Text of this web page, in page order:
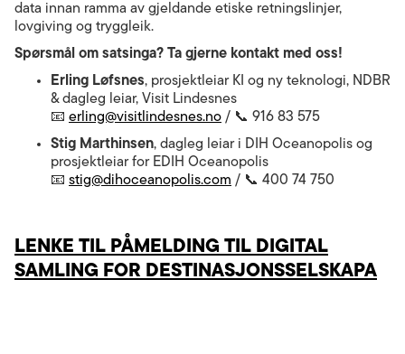
data innan ramma av gjeldande etiske retningslinjer,
lovgiving og tryggleik.
Spørsmål om satsinga? Ta gjerne kontakt med oss!
Erling Løfsnes, prosjektleiar KI og ny teknologi, NDBR
& dagleg leiar, Visit Lindesnes
📧 erling@visitlindesnes.no / 📞 916 83 575
Stig Marthinsen, dagleg leiar i DIH Oceanopolis og
prosjektleiar for EDIH Oceanopolis
📧 stig@dihoceanopolis.com / 📞 400 74 750
LENKE TIL PÅMELDING TIL DIGITAL
SAMLING FOR DESTINASJONSSELSKAPA